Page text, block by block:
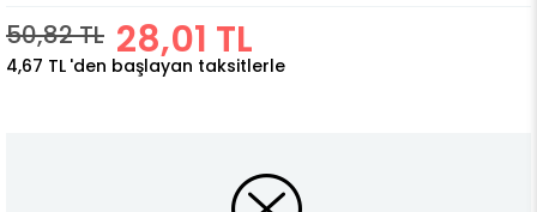
50,82 TL 28,01 TL
4,67 TL 'den başlayan taksitlerle